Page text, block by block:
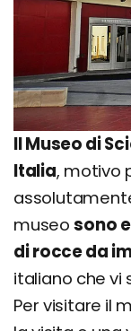
Il Museo di
Italia, motivo
museosono
di rocce da
italiano che vi
Per visitare il